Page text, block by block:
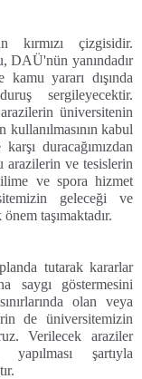
kırmızı çizgisidir.
DAÜ'nün yanındadır
yararı dışında
sergileyecektir.
üniversitenin
kullanılmasının kabul
duracağımızdan
arazilerin ve tesislerin
ve spora hizmet
geleceği ve
taşımaktadır.
tutarak kararlar
saygı göstermesini
olan veya
de üniversitemizin
Verilecek araziler
şartıyla